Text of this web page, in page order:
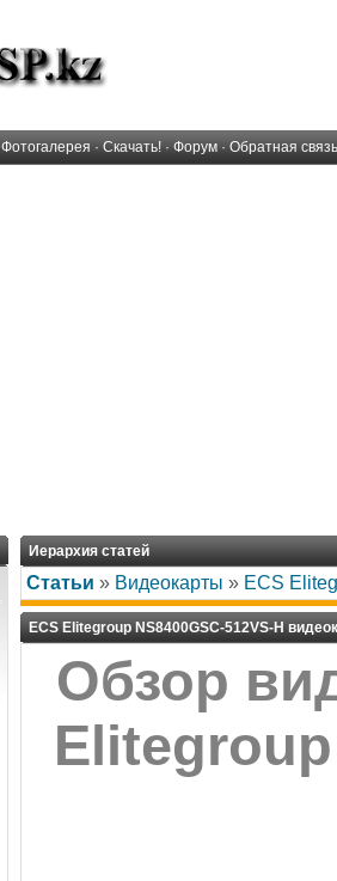
Фотогалерея · Скачать! · Форум · Обратная связь
Иерархия статей
Статьи » Видеокарты » ECS
ECS Elitegroup NS8400GSC-512VS-H
Обзор